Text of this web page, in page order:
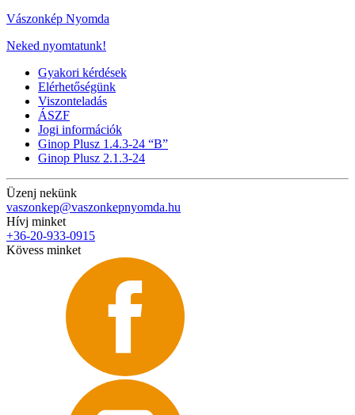
Vászonkép Nyomda
Neked nyomtatunk!
Gyakori kérdések
Elérhetőségünk
Viszonteladás
ÁSZF
Jogi információk
Ginop Plusz 1.4.3-24 “B”
Ginop Plusz 2.1.3-24
Üzenj nekünk
vaszonkep@vaszonkepnyomda.hu
Hívj minket
+36-20-933-0915
Kövess minket